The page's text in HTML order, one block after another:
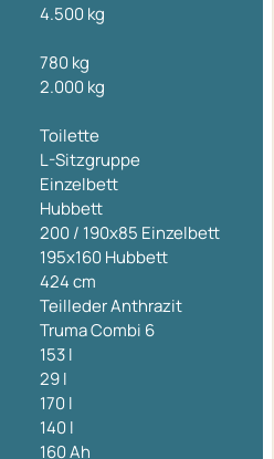
4.500 kg
780 kg
2.000 kg
Toilette
L-Sitzgruppe
Einzelbett
Hubbett
200 / 190x85 Einzelbett
195x160 Hubbett
424 cm
Teilleder Anthrazit
Truma Combi 6
153 l
29 l
170 l
140 l
160 Ah